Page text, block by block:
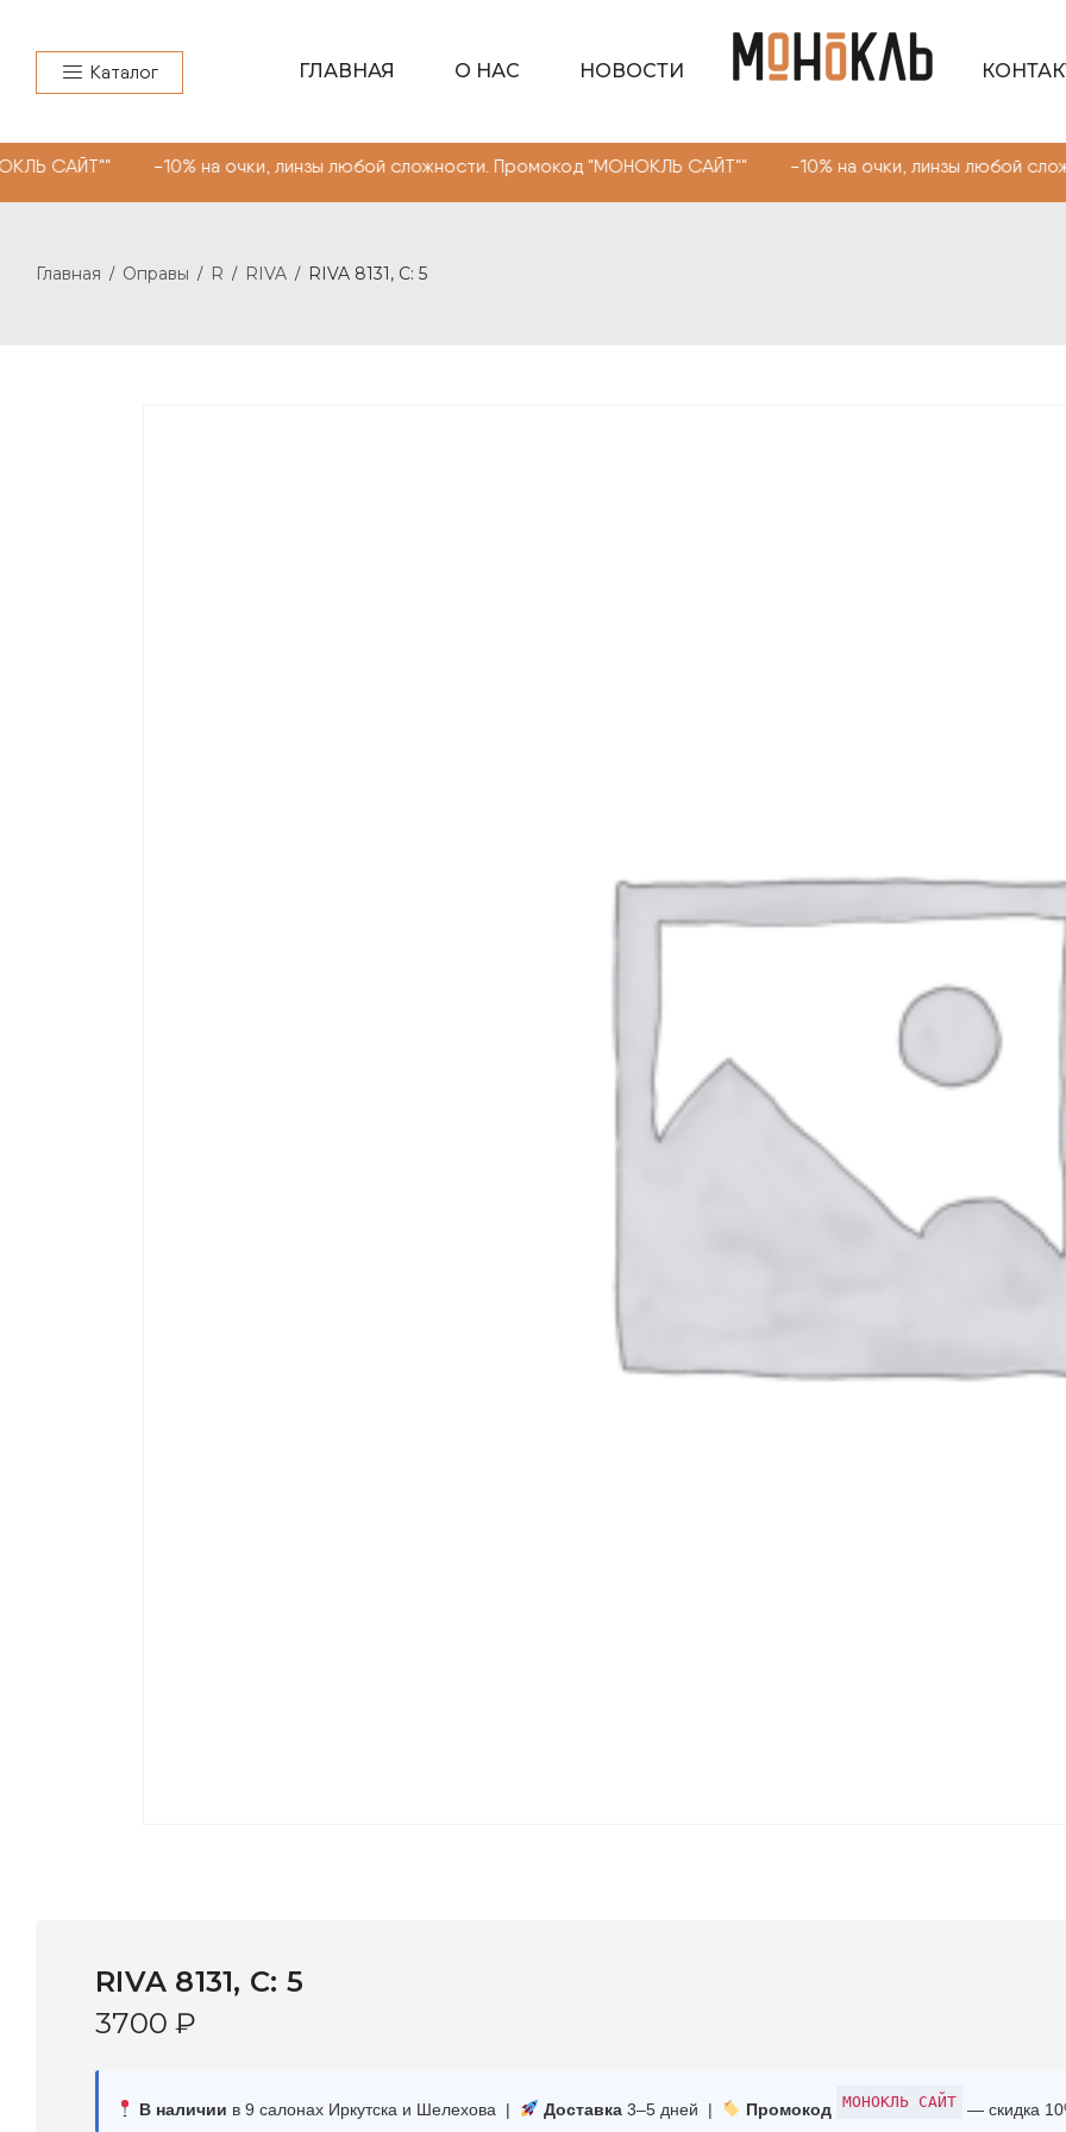
Каталог ГЛАВНАЯ О НАС НОВОСТИ
на очки, линзы любой сложности. Промокод "МОНОКЛЬ САЙТ"" -10% на очки, линзы любой
Главная / Оправы / R / RIVA / RIVA 8131, С: 5
RIVA 8131, С: 5
3700 ₽
В наличии в 9 салонах Иркутска и Шелехова | Доставка3–5 дней | Промокод МОНОКЛЬ САЙТ — скидка